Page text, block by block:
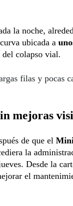
la noche,
ubicada a
colapso vial.
filas y pocas
mejoras
de que el
la
Desde la
el